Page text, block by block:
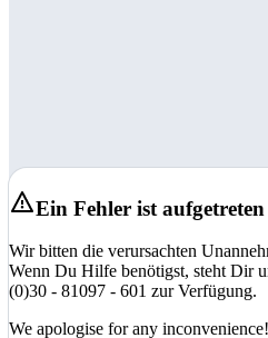
Ein Fehler ist
Wir bitten die verursachten
Wenn Du Hilfe benötigst, steht Dir
(0)30 - 81097 - 601 zur Verfügung.
We apologise for any